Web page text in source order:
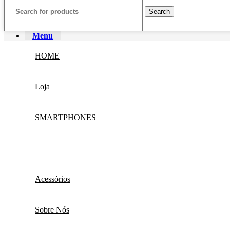
Search
Menu
HOME
Loja
SMARTPHONES
Acessórios
Sobre Nós